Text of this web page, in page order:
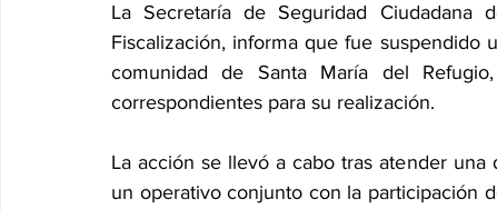
La Secretaría de Seguridad Ciudadana
Fiscalización, informa que fue suspendido
comunidad de Santa María del
correspondientes para su realización.
La acción se llevó a cabo tras atender una
un operativo conjunto con la participación